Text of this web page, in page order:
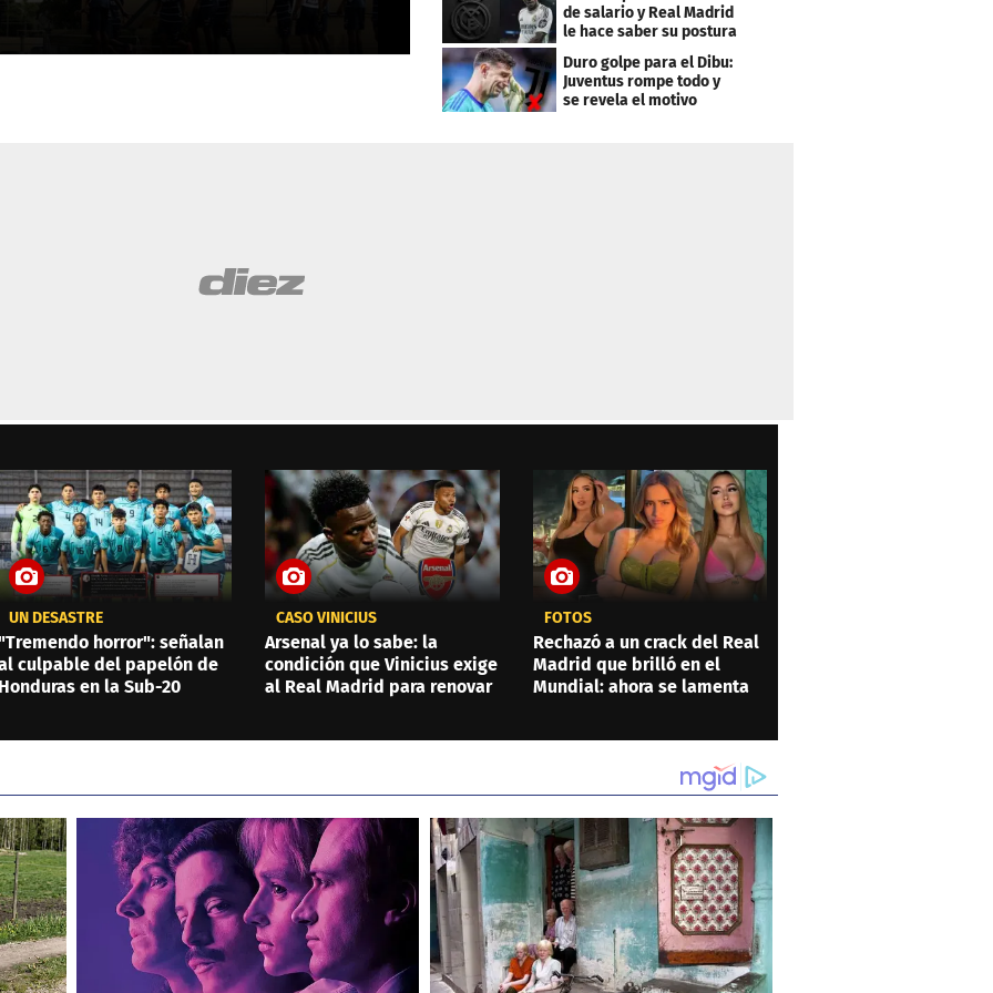
de salario y Real Madrid
le hace saber su postura
Duro golpe para el Dibu:
Juventus rompe todo y
se revela el motivo
UN DESASTRE
horror": señalan
culpable del papelón de
Honduras en la Sub-20
CASO VINICIUS
Arsenal ya lo sabe: la
condición que Vinicius exige
al Real Madrid para renovar
FOTOS
Rechazó a un crack del Real
Madrid que brilló en el
Mundial: ahora se lamenta